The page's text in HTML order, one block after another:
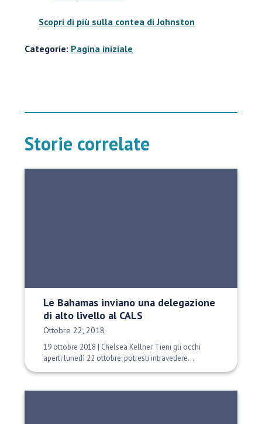
Scopri di più sulla contea di Johnston
Categorie: Pagina iniziale
Storie correlate
Le Bahamas inviano una delegazione
di alto livello al CALS
Data di pubblicazione:
Ottobre 22, 2018
19 ottobre 2018 | Chelsea Kellner Tieni gli occhi
aperti lunedì 22 ottobre: potresti intravedere...